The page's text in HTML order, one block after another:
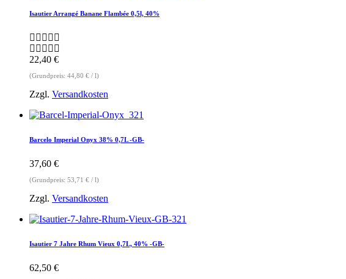
Isautier Arrangé Banane Flambée 0,5l, 40%
22,40 €
(Grundpreis: 44,80 € / l)
Zzgl. Versandkosten
Barcelo Imperial Onyx 38% 0,7L -GB-
37,60 €
(Grundpreis: 53,71 € / l)
Zzgl. Versandkosten
Isautier 7 Jahre Rhum Vieux 0,7L, 40% -GB-
62,50 €